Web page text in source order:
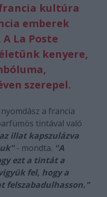
kultúra
emberek
La Poste
kenyere,
szerepel.
a francia
tintával való
illat kapszulázva
- mondta. "A
ezt a tintát a
fel, hogy a
felszabadulhasson."